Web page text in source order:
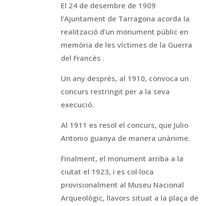
El 24 de desembre de 1909
l’Ajuntament de Tarragona acorda la
realització d’un monument públic en
memòria de les víctimes de la Guerra
del Francès .
Un any després, al 1910, convoca un
concurs restringit per a la seva
execució.
Al 1911 es resol el concurs, que Julio
Antonio guanya de manera unànime.
Finalment, el monument arriba a la
ciutat el 1923, i es col·loca
provisionalment al Museu Nacional
Arqueològic, llavors situat a la plaça de